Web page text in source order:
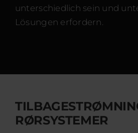
unterschiedlich sein und
Lösungen erfordern.
RØRSYSTEMER